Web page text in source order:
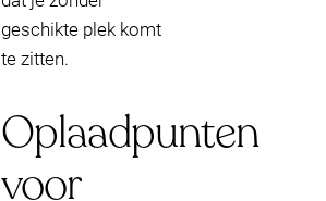
geschikte plek komt
te zitten.
Oplaadpunten
voor